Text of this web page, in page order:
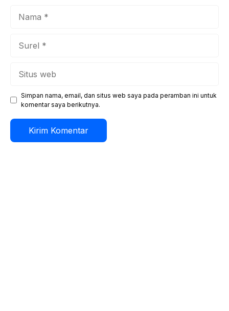
Simpan nama, email, dan situs web saya pada peramban ini untuk
komentar saya berikutnya.